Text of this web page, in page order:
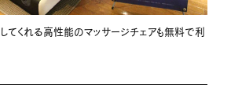
てくれる高性能のマッサージチェアも無料で利